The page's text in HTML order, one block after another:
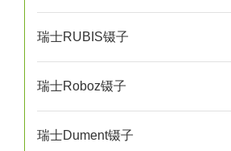
瑞士RUBIS镊子
瑞士Roboz镊子
瑞士Dument镊子